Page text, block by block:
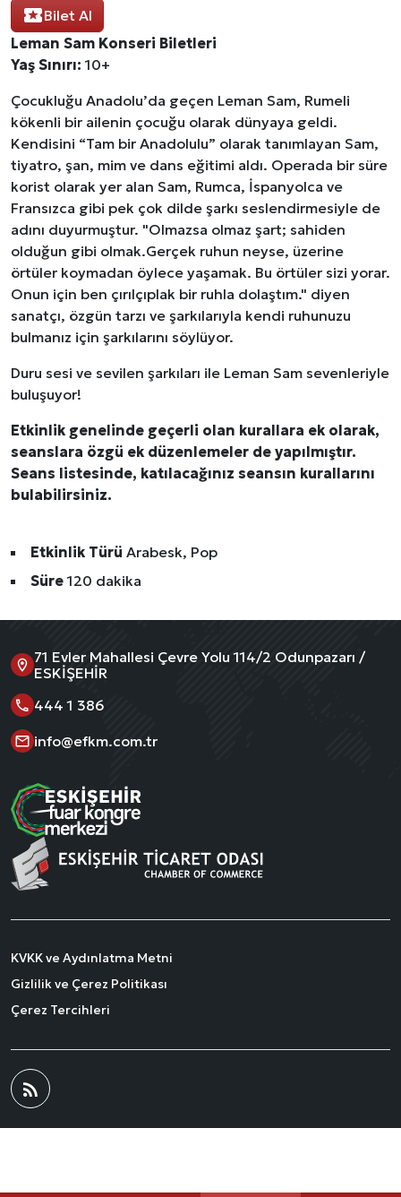
Bilet Al
Leman Sam Konseri Biletleri
Yaş Sınırı: 10+
Çocukluğu Anadolu’da geçen Leman Sam, Rumeli
kökenli bir ailenin çocuğu olarak dünyaya geldi.
Kendisini “Tam bir Anadolulu” olarak tanımlayan Sam,
tiyatro, şan, mim ve dans eğitimi aldı. Operada bir süre
korist olarak yer alan Sam, Rumca, İspanyolca ve
Fransızca gibi pek çok dilde şarkı seslendirmesiyle de
adını duyurmuştur. "Olmazsa olmaz şart; sahiden
olduğun gibi olmak.Gerçek ruhun neyse, üzerine
örtüler koymadan öylece yaşamak. Bu örtüler sizi yorar.
Onun için ben çırılçıplak bir ruhla dolaştım." diyen
sanatçı, özgün tarzı ve şarkılarıyla kendi ruhunuzu
bulmanız için şarkılarını söylüyor.
Duru sesi ve sevilen şarkıları ile Leman Sam sevenleriyle
buluşuyor!
Etkinlik genelinde geçerli olan kurallara ek olarak,
seanslara özgü ek düzenlemeler de yapılmıştır.
Seans listesinde, katılacağınız seansın kurallarını
bulabilirsiniz.
Etkinlik Türü Arabesk, Pop
Süre120 dakika
71 Evler Mahallesi Çevre Yolu 114/2 Odunpazarı /
ESKİŞEHİR
444 1 386
info@efkm.com.tr
KVKK ve Aydınlatma Metni
Gizlilik ve Çerez Politikası
Çerez Tercihleri